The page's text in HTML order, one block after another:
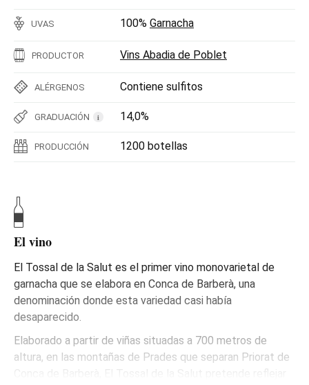
UVAS 100% Garnacha
PRODUCTOR Vins Abadia de Poblet
ALÉRGENOS Contiene sulfitos
GRADUACIÓN i 14,0%
PRODUCCIÓN 1200 botellas
El vino
El Tossal de la Salut es el primer vino monovarietal de
garnacha que se elabora en Conca de Barberà, una
denominación donde esta variedad casi había
desaparecido.
Elaborado a partir de viñas situadas a 700 metros de
altura, en las montañas de Prades que separan Priorat de